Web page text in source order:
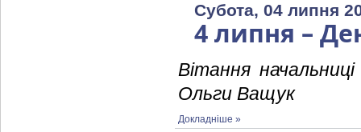
Субота, 04 липня
4 липня –
Вітання начальниці
Ольги Ващук
Докладніше »